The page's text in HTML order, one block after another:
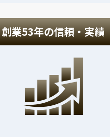
創業53年の信頼・実績